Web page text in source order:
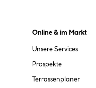
Online & im Markt
Unsere Services
Prospekte
Terrassenplaner